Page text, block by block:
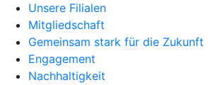
Unsere Filialen
Mitgliedschaft
Gemeinsam stark für die Zukunft
Engagement
Nachhaltigkeit